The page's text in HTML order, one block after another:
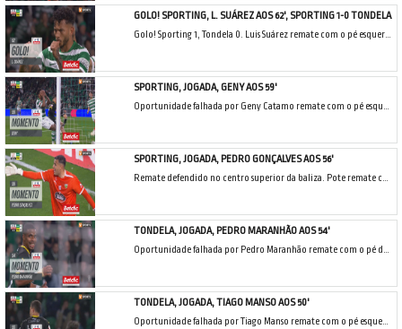
GOLO! SPORTING, L. SUÁREZ AOS 62', SPORTING 1-0 TONDELA
Golo! Sporting 1, Tondela 0. Luis Suárez remate com o pé esquerdo do lado direito da área.
SPORTING, JOGADA, GENY AOS 59'
Oportunidade falhada por Geny Catamo remate com o pé esquerdo em frente à baliza. Assistência de Maxi Araújo de cabeça.
SPORTING, JOGADA, PEDRO GONÇALVES AOS 56'
Remate defendido no centro superior da baliza. Pote remate com o pé direito do lado esquerdo da área.
TONDELA, JOGADA, PEDRO MARANHÃO AOS 54'
Oportunidade falhada por Pedro Maranhão remate com o pé direito do lado direito da área. Assistência de Rony Lopes depois de um contra ataque.
TONDELA, JOGADA, TIAGO MANSO AOS 50'
Oportunidade falhada por Tiago Manso remate com o pé esquerdo de fora da área.